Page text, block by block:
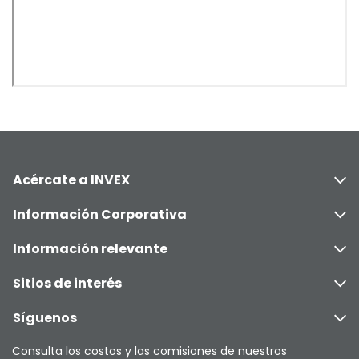
Acércate a INVEX
Información Corporativa
Información relevante
Sitios de interés
Síguenos
Consulta los costos y las comisiones de nuestros